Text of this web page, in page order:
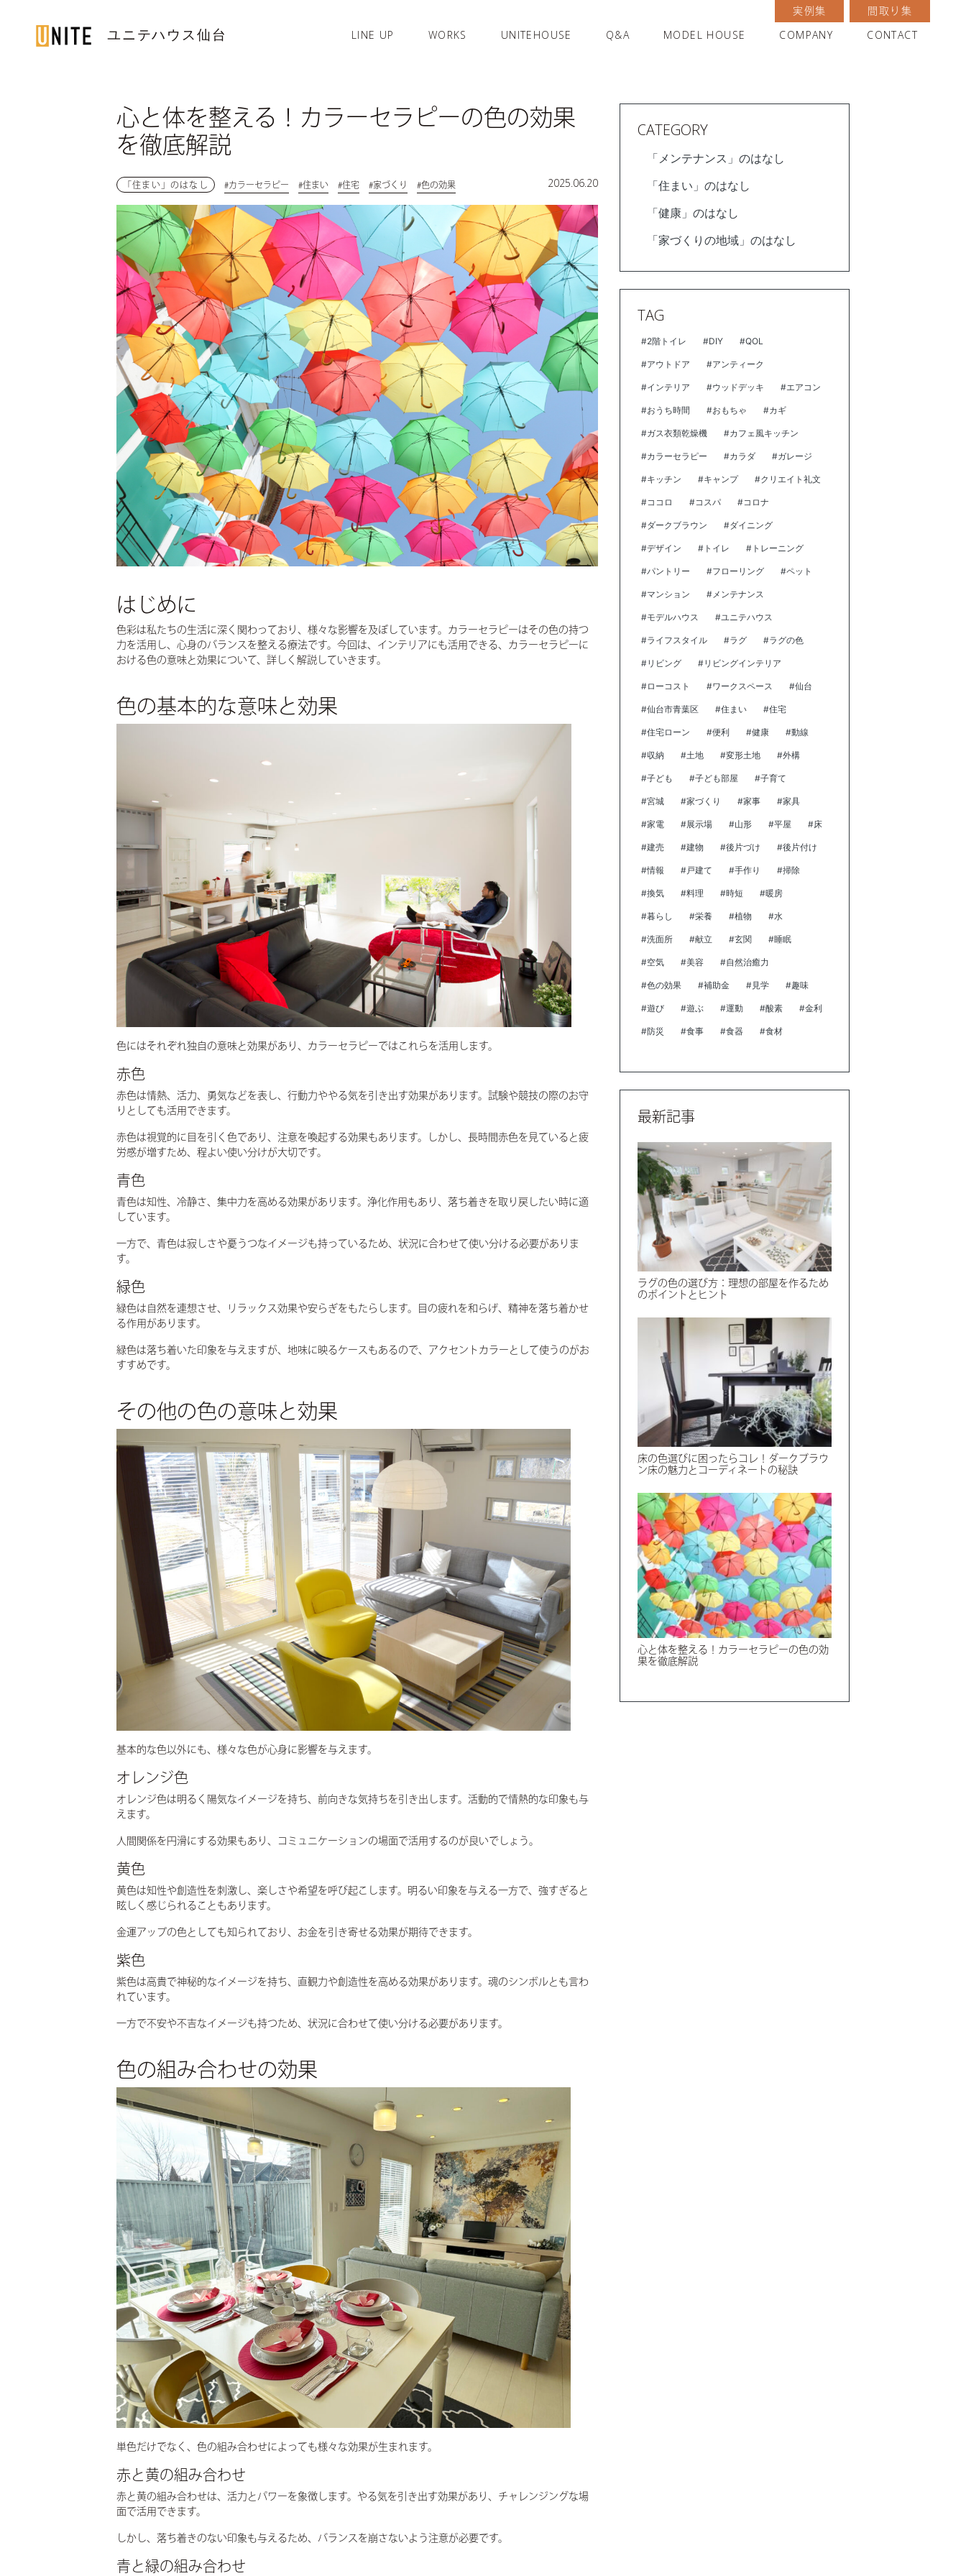
ユニテハウス仙台
実例集 間取り集
LINE UP WORKS UNITEHOUSE Q&A MODEL HOUSE COMPANY CONTACT
トップページ
住宅のラインナップ
ユニテハウスの施工事例
UNITEHOUSE ユニテハウスについて
HOUSE MAKING ユニテハウスの家づくり
よくある質問
MODEL HOUSE ユニテ仙台のモデルハウス
COMPANY 会社について
お知らせ
- RECRUIT 採用情報
- CORPORATE 企業情報
CONTACT お問い合わせ
DICTIONARY 住宅用語大辞典
UNIGURA QOLを高める暮らしのアイディア
CONTACT お問い合わせ
間取り集
心と体を整える！カラーセラピーの色の効果
を徹底解説
「住まい」のはなし #カラーセラピー #住まい #住宅 #家づくり #色の効果 2025.06.20
はじめに
色彩は私たちの生活に深く関わっており、様々な影響を及ぼしています。カラーセラピーはその色の持つ
力を活用し、心身のバランスを整える療法です。今回は、インテリアにも活用できる、カラーセラピーに
おける色の意味と効果について、詳しく解説していきます。
色の基本的な意味と効果
色にはそれぞれ独自の意味と効果があり、カラーセラピーではこれらを活用します。
赤色
赤色は情熱、活力、勇気などを表し、行動力ややる気を引き出す効果があります。試験や競技の際のお守
りとしても活用できます。
赤色は視覚的に目を引く色であり、注意を喚起する効果もあります。しかし、長時間赤色を見ていると疲
労感が増すため、程よい使い分けが大切です。
青色
青色は知性、冷静さ、集中力を高める効果があります。浄化作用もあり、落ち着きを取り戻したい時に適
しています。
一方で、青色は寂しさや憂うつなイメージも持っているため、状況に合わせて使い分ける必要がありま
す。
緑色
緑色は自然を連想させ、リラックス効果や安らぎをもたらします。目の疲れを和らげ、精神を落ち着かせ
る作用があります。
緑色は落ち着いた印象を与えますが、地味に映るケースもあるので、アクセントカラーとして使うのがお
すすめです。
その他の色の意味と効果
基本的な色以外にも、様々な色が心身に影響を与えます。
オレンジ色
オレンジ色は明るく陽気なイメージを持ち、前向きな気持ちを引き出します。活動的で情熱的な印象も与
えます。
人間関係を円滑にする効果もあり、コミュニケーションの場面で活用するのが良いでしょう。
黄色
黄色は知性や創造性を刺激し、楽しさや希望を呼び起こします。明るい印象を与える一方で、強すぎると
眩しく感じられることもあります。
金運アップの色としても知られており、お金を引き寄せる効果が期待できます。
紫色
紫色は高貴で神秘的なイメージを持ち、直観力や創造性を高める効果があります。魂のシンボルとも言わ
れています。
一方で不安や不吉なイメージも持つため、状況に合わせて使い分ける必要があります。
色の組み合わせの効果
単色だけでなく、色の組み合わせによっても様々な効果が生まれます。
赤と黄の組み合わせ
赤と黄の組み合わせは、活力とパワーを象徴します。やる気を引き出す効果があり、チャレンジングな場
面で活用できます。
しかし、落ち着きのない印象も与えるため、バランスを崩さないよう注意が必要です。
青と緑の組み合わせ
CATEGORY
「メンテナンス」のはなし
「住まい」のはなし
「健康」のはなし
「家づくりの地域」のはなし
TAG
#2階トイレ #DIY #QOL
#アウトドア #アンティーク
#インテリア #ウッドデッキ #エアコン
#おうち時間 #おもちゃ #カギ
#ガス衣類乾燥機 #カフェ風キッチン
#カラーセラピー #カラダ #ガレージ
#キッチン #キャンプ #クリエイト礼文
#ココロ #コスパ #コロナ
#ダークブラウン #ダイニング
#デザイン #トイレ #トレーニング
#パントリー #フローリング #ペット
#マンション #メンテナンス
#モデルハウス #ユニテハウス
#ライフスタイル #ラグ #ラグの色
#リビング #リビングインテリア
#ローコスト #ワークスペース #仙台
#仙台市青葉区 #住まい #住宅
#住宅ローン #便利 #健康 #動線
#収納 #土地 #変形土地 #外構
#子ども #子ども部屋 #子育て
#宮城 #家づくり #家事 #家具
#家電 #展示場 #山形 #平屋 #床
#建売 #建物 #後片づけ #後片付け
#情報 #戸建て #手作り #掃除
#換気 #料理 #時短 #暖房
#暮らし #栄養 #植物 #水
#洗面所 #献立 #玄関 #睡眠
#空気 #美容 #自然治癒力
#色の効果 #補助金 #見学 #趣味
#遊び #遊ぶ #運動 #酸素 #金利
#防災 #食事 #食器 #食材
最新記事
ラグの色の選び方：理想の部屋を作るため
のポイントとヒント
床の色選びに困ったらコレ！ダークブラウ
ン床の魅力とコーディネートの秘訣
心と体を整える！カラーセラピーの色の効
果を徹底解説